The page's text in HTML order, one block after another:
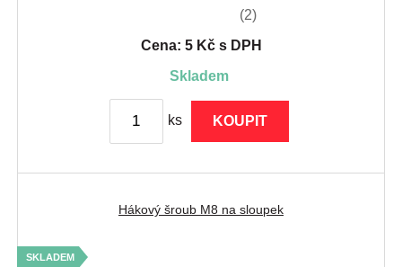
(2)
Cena: 5 Kč s DPH
skladem
ks KOUPIT
Hákový šroub M8 na sloupek
SKLADEM